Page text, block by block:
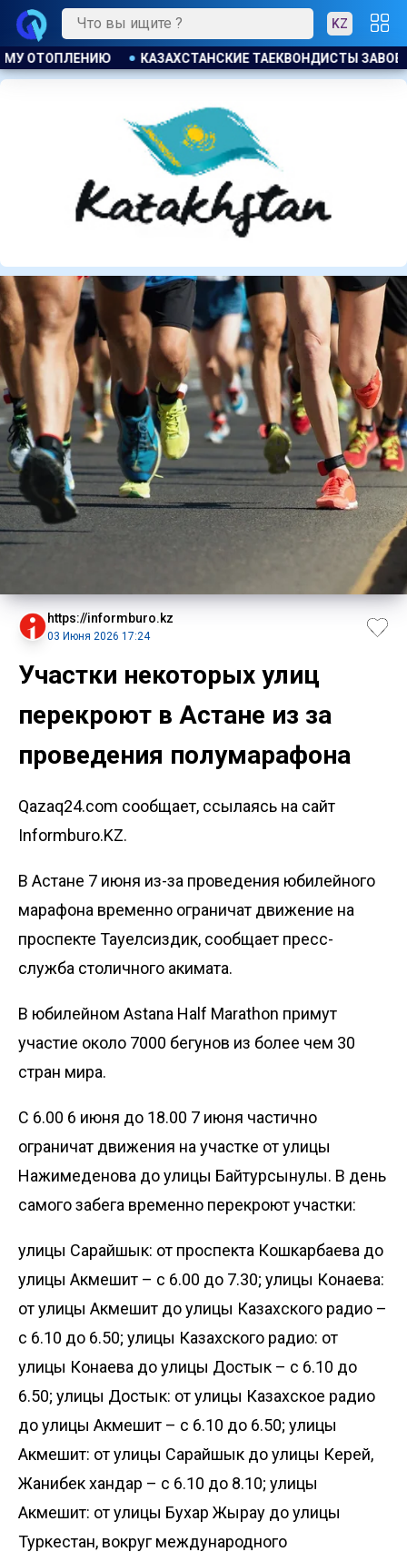
KZ
ЧЕТЫРЕ МЕДАЛИ НА ТУРНИРЕ В ИНДОНЕЗИИ
https://informburo.kz
03 Июня 2026 17:24
Участки некоторых улиц
перекроют в Астане из за
проведения полумарафона
Qazaq24.com сообщает, ссылаясь на сайт
Informburo.KZ.
В Астане 7 июня из-за проведения юбилейного
марафона временно ограничат движение на
проспекте Тауелсиздик, сообщает пресс-
служба столичного акимата.
В юбилейном Astana Half Marathon примут
участие около 7000 бегунов из более чем 30
стран мира.
С 6.00 6 июня до 18.00 7 июня частично
ограничат движения на участке от улицы
Нажимеденова до улицы Байтурсынулы. В день
самого забега временно перекроют участки:
улицы Сарайшык: от проспекта Кошкарбаева до
улицы Акмешит – с 6.00 до 7.30; улицы Конаева:
от улицы Акмешит до улицы Казахского радио –
с 6.10 до 6.50; улицы Казахского радио: от
улицы Конаева до улицы Достык – с 6.10 до
6.50; улицы Достык: от улицы Казахское радио
до улицы Акмешит – с 6.10 до 6.50; улицы
Акмешит: от улицы Сарайшык до улицы Керей,
Жанибек хандар – с 6.10 до 8.10; улицы
Акмешит: от улицы Бухар Жырау до улицы
Туркестан, вокруг международного